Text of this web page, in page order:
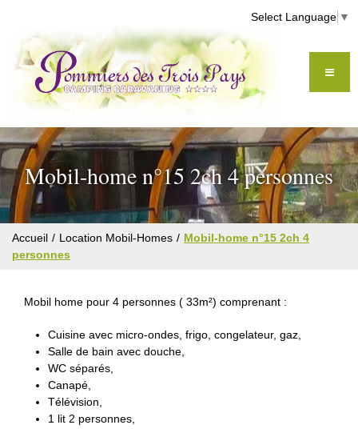
Select Language ▼
Mobil-home n°15 2ch 4 personnes
Accueil Location Mobil-Homes
Mobil-home n°15 2ch 4
personnes
Mobil home pour 4 personnes ( 33m²) comprenant :
Cuisine avec micro-ondes, frigo, congelateur, gaz,
Salle de bain avec douche,
WC séparés,
Canapé,
Télévision,
1 lit 2 personnes,